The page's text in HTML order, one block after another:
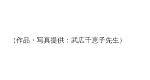
（作品・写真提供：武広千恵子先生）